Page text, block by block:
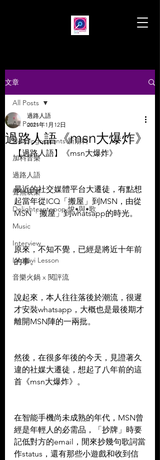
文章
All Posts
New Ingredients 新湯料
加料音樂
過路人語
聲無哀樂
Delightcantopop 悅•與•歌
Music
Interview
Leoxavi Lesson
音樂火鍋 x 閱評流
All Posts
過路人語《msn大爆炸》
過路人語
2021年1月12日
【過路人語】《msn大爆炸》
最近的社交媒體平台大遷徒，有點想
起當年從ICQ「搬屋」到MSN，由從
MSN「搬屋」到whatsapp的時光。
原來，不知不覺，已經是將近十年前
的事。
說起來，本人往往落後於潮流，很遲
才安裝whatsapp，大概也是最後期才
離開MSN陣的一兩批。
然後，在很多年後的今天，見證著久
違的社媒大遷徒，想起了八年前的這
首《msn大爆炸》。
在智能手機尚未成熟的年代，MSN曾
經是年輕人的必需品，「抄牌」時要
記低對方的email，閒來抄幾句歌詞當
作status，還有那些小遊戲和收到信